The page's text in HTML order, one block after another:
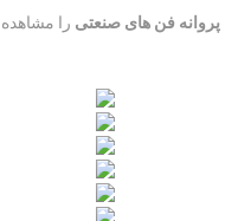
پروانه فن های صنعتی را مشاهده